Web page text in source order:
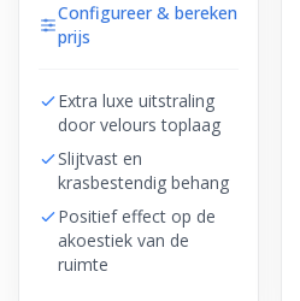
Configureer & bereken
prijs
Extra luxe uitstraling
door velours toplaag
Slijtvast en
krasbestendig behang
Positief effect op de
akoestiek van de
ruimte